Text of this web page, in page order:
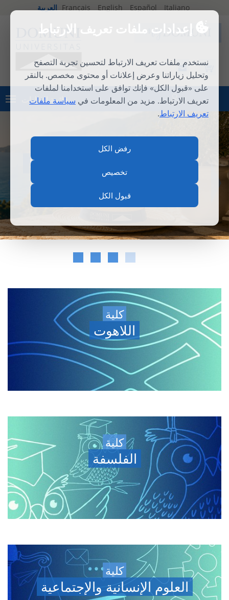
إعدادات ملفات تعريف الارتباط
نستخدم ملفات تعريف الارتباط لتحسين تجربة التصفح
وتحليل زياراتنا وعرض إعلانات أو محتوى مخصص. بالنقر
على «قبول الكل» فإنك توافق على استخدامنا لملفات
تعريف الارتباط. مزيد من المعلومات في سياسة ملفات
تعريف الارتباط.
رفض الكل
تخصيص
قبول الكل
Français English Español Italiano العربية
قائمة الطلبات تسجيل الدخول
كلية
اللاهوت
كلية
الفلسفة
كلية
العلوم الإنسانية والإجتماعية